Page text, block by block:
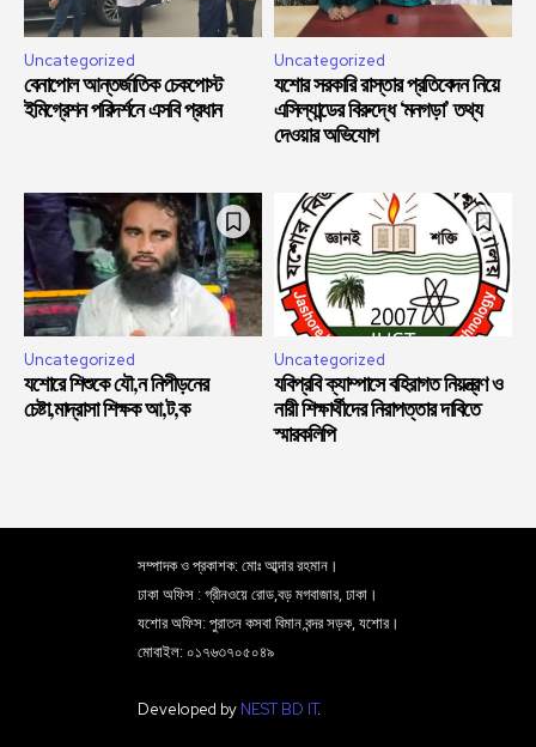
Uncategorized
বেনাপোল আন্তর্জাতিক চেকপোস্ট
ইমিগ্রেশন পরিদর্শনে এসবি প্রধান
Uncategorized
যশোর সরকারি রাস্তার প্রতিবেদন নিয়ে
এসিল্যান্ডের বিরুদ্ধে ‘মনগড়া’ তথ্য
দেওয়ার অভিযোগ
Uncategorized
যশোরে শিশুকে যৌ,ন নিপীড়নের
চেষ্টা,মাদ্রাসা শিক্ষক আ,ট,ক
Uncategorized
যবিপ্রবি ক্যাম্পাসে বহিরাগত নিয়ন্ত্রণ ও
নারী শিক্ষার্থীদের নিরাপত্তার দাবিতে
স্মারকলিপি
সম্পাদক ও প্রকাশক: মোঃ আব্দার রহমান।
ঢাকা অফিস : গ্রীনওয়ে রোড,বড় মগবাজার, ঢাকা।
যশোর অফিস: পুরাতন কসবা বিমান বন্দর সড়ক, যশোর।
মোবাইল: ০১৭৬৩৭০৫০৪৯
Developed by NEST BD IT.